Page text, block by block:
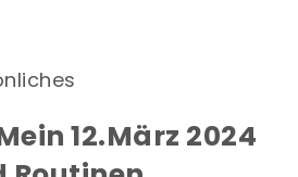
12.März 2024